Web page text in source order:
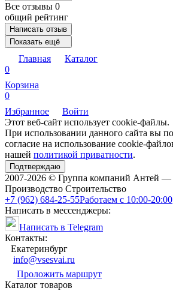
Все отзывы 0
общий рейтинг
Написать отзыв
Показать ещё
Главная
Каталог
0
Корзина
0
Избранное
Войти
Этот веб-сайт использует cookie-файлы.
При использовании данного сайта вы
согласие на использование cookie-
нашей политикой приватности.
Подтверждаю
2007-2026 © Группа компаний Антей —
Производство Строительство
+7 (962) 684-25-55Работаем с 10:00-20:00
Написать в мессенджеры:
Написать в Telegram
Контакты:
Екатеринбург
info@vsesvai.ru
Проложить маршрут
Каталог товаров